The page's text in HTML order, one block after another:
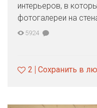
интерьеров, в
фотогалереи на
5924
2 Сохранить в